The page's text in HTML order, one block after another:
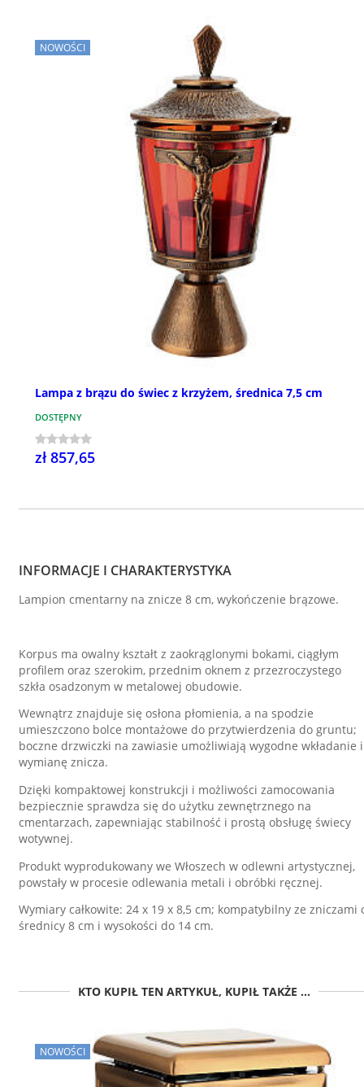
NOWOŚCI
Lampa z brązu do świec z krzyżem, średnica 7,5 cm
DOSTĘPNY
zł 857,65
INFORMACJE I CHARAKTERYSTYKA
Lampion cmentarny na znicze 8 cm, wykończenie brązowe.
Korpus ma owalny kształt z zaokrąglonymi bokami, ciągłym
profilem oraz szerokim, przednim oknem z przezroczystego
szkła osadzonym w metalowej obudowie.
Wewnątrz znajduje się osłona płomienia, a na spodzie
umieszczono bolce montażowe do przytwierdzenia do gruntu;
boczne drzwiczki na zawiasie umożliwiają wygodne wkładanie i
wymianę znicza.
Dzięki kompaktowej konstrukcji i możliwości zamocowania
bezpiecznie sprawdza się do użytku zewnętrznego na
cmentarzach, zapewniając stabilność i prostą obsługę świecy
wotywnej.
Produkt wyprodukowany we Włoszech w odlewni artystycznej,
powstały w procesie odlewania metali i obróbki ręcznej.
Wymiary całkowite: 24 x 19 x 8,5 cm; kompatybilny ze zniczami
średnicy 8 cm i wysokości do 14 cm.
KTO KUPIŁ TEN ARTYKUŁ, KUPIŁ TAKŻE ...
NOWOŚCI